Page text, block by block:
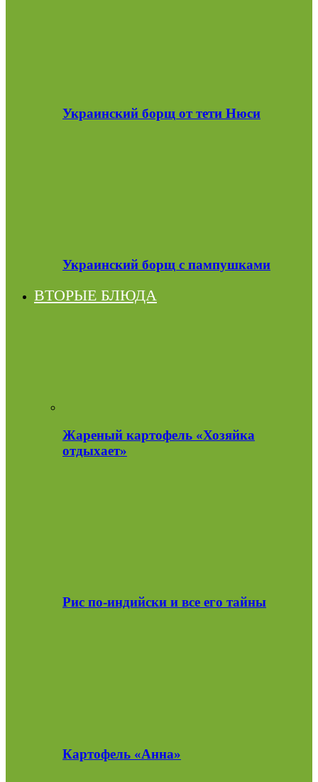
Украинский борщ от тети Нюси
Украинский борщ с пампушками
ВТОРЫЕ БЛЮДА
Жареный картофель «Хозяйка
отдыхает»
Рис по-индийски и все его тайны
Картофель «Анна»